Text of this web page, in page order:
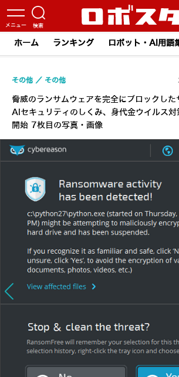
ホーム ランキング ロボット・AI用語
脅威のランサムウェアを完全にブロックした
AIセキュリティのしくみ、身代金ウイルス
開始 7枚目の写真・画像
その他 その他